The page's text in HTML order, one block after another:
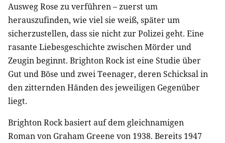
Ausweg Rose zu verführen – zuerst um
herauszufinden, wie viel sie weiß, später um
sicherzustellen, dass sie nicht zur Polizei geht. Eine
rasante Liebesgeschichte zwischen Mörder und
Zeugin beginnt. Brighton Rock ist eine Studie über
Gut und Böse und zwei Teenager, deren Schicksal in
den zitternden Händen des jeweiligen Gegenüber
liegt.
Brighton Rock basiert auf dem gleichnamigen
Roman von Graham Greene von 1938. Bereits 1947